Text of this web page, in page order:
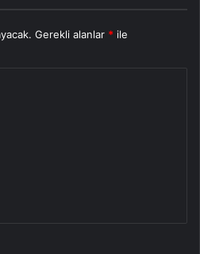
Gerekli alanlar * ile